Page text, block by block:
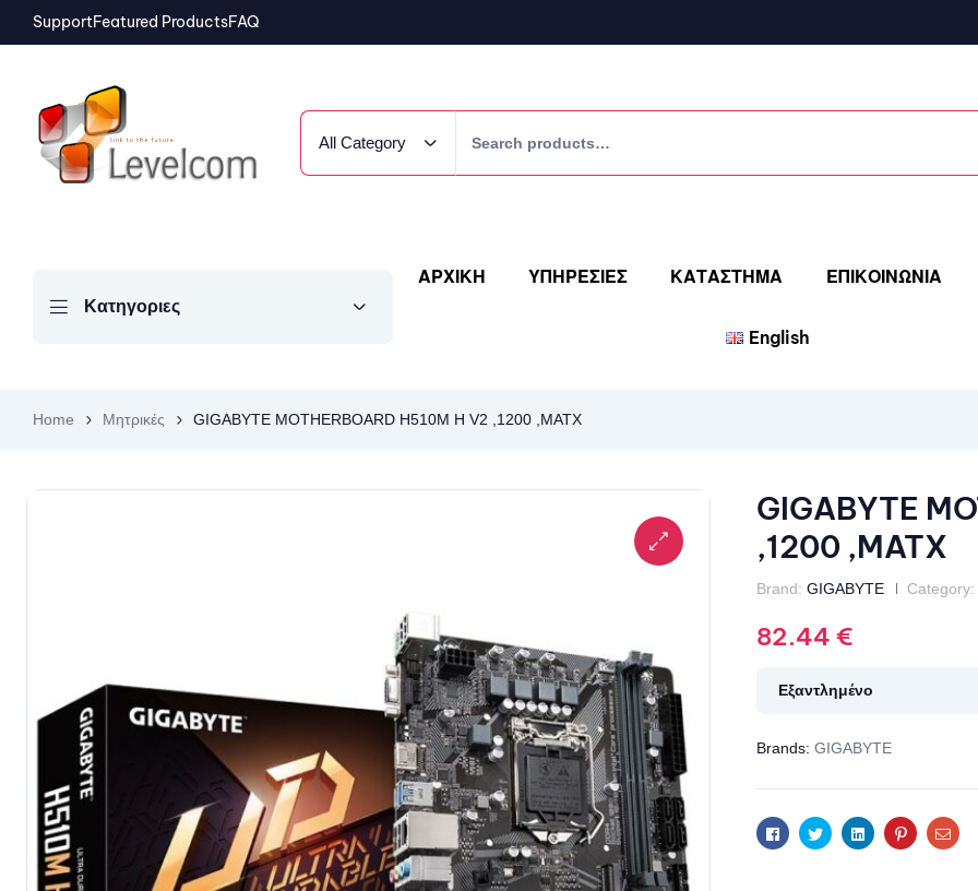
SupportFeatured ProductsFAQ
All Category
Κατηγοριες
ΑΡΧΙΚΗ ΥΠΗΡΕΣΙΕΣ ΚΑΤΑΣΤΗΜΑ ΕΠΙΚΟΙΝΩΝΙΑ
English
Home Μητρικές GIGABYTE MOTHERBOARD H510M H V2 ,1200 ,MATX
GIGABYTE
,1200 ,MATX
Brand: GIGABYTE Category:
82.44 €
Εξαντλημένο
Brands: GIGABYTE
FacebookTwitterLinkedinPinterestEmail